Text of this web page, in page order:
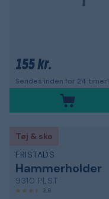
155 kr.
Sendes inden for 24 timer!
Tøj & sko
FRISTADS
Hammerholder
9310 PLST
3,8